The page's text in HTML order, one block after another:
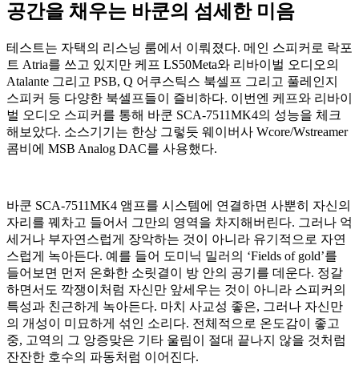
공간을 채우는 바쿤의 섬세한 미음
테스트는 자택의 리스닝 룸에서 이뤄졌다. 메인 스피커로 락포
트 Atria를 쓰고 있지만 케프 LS50Meta와 리바이벌 오디오의
Atalante 그리고 PSB, Q 어쿠스틱스 북셀프 그리고 풀레인지
스피커 등 다양한 북셀프들이 즐비하다. 이번엔 케프와 리바이
벌 오디오 스피커를 통해 바쿤 SCA-7511MK4의 성능을 체크
해보았다. 소스기기는 한상 그렇듯 웨이버사 Wcore/Wstreamer
콤비에 MSB Analog DAC를 사용했다.
바쿤 SCA-7511MK4 앰프를 시스템에 연결하면 사뿐히 자신의
자리를 꿰차고 들어서 그만의 영역을 차지해버린다. 그러나 억
세거나 부자연스럽게 장악하는 것이 아니라 유기적으로 자연
스럽게 녹아든다. 예를 들어 도미닉 밀러의 ‘Fields of gold’를
들어보면 먼저 온화한 소릿결이 방 안의 공기를 데운다. 정갈
하면서도 깍쟁이처럼 자신만 앞세우는 것이 아니라 스피커의
특성과 친근하게 녹아든다. 마치 사교성 좋은, 그러나 자신만
의 개성이 미묘하게 섞인 소리다. 전체적으로 온도감이 좋고
중, 고역의 그 앙증맞은 기타 울림이 절대 끝나지 않을 것처럼
잔잔한 호수의 파동처럼 이어진다.